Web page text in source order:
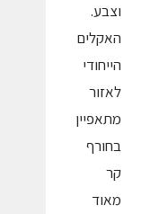
וצבע.
האקלים
הייחודי
לאזור
מתאפיין
בחורף
קר
מאוד